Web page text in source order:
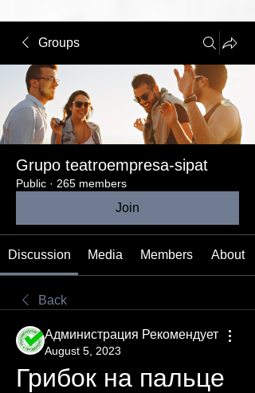
Groups
Grupo teatroempresa-sipat
Public · 265 members
Join
Discussion Media Members About
Back
Администрация Рекомендует
August 5, 2023
Грибок на пальце